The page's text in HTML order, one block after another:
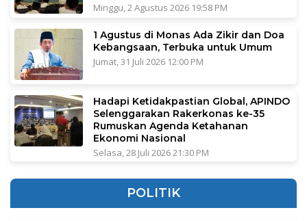
Minggu, 2 Agustus 2026 19:58 PM
1 Agustus di Monas Ada Zikir dan Doa
Kebangsaan, Terbuka untuk Umum
Jumat, 31 Juli 2026 12:00 PM
Hadapi Ketidakpastian Global, APINDO
Selenggarakan Rakerkonas ke-35
Rumuskan Agenda Ketahanan
Ekonomi Nasional
Selasa, 28 Juli 2026 21:30 PM
POLITIK